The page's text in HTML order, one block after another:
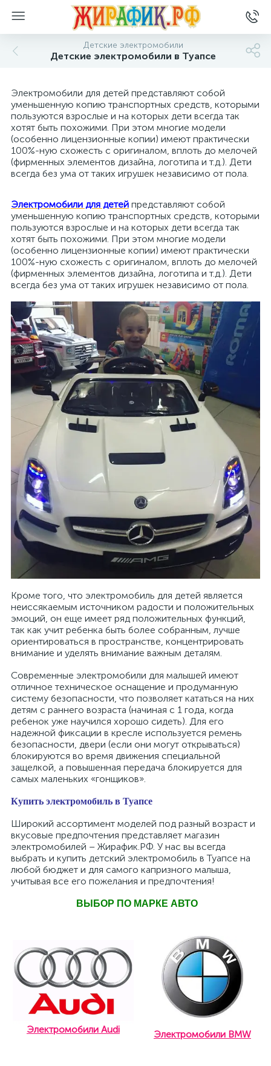
Детские электромобили
Детские электромобили в Туапсе
Электромобили для детей представляют собой
уменьшенную копию транспортных средств, которыми
пользуются взрослые и на которых дети всегда так
хотят быть похожими. При этом многие модели
(особенно лицензионные копии) имеют практически
100%-ную схожесть с оригиналом, вплоть до мелочей
(фирменных элементов дизайна, логотипа и т.д.). Дети
всегда без ума от таких игрушек независимо от пола.
Электромобили для детей представляют собой
уменьшенную копию транспортных средств, которыми
пользуются взрослые и на которых дети всегда так
хотят быть похожими. При этом многие модели
(особенно лицензионные копии) имеют практически
100%-ную схожесть с оригиналом, вплоть до мелочей
(фирменных элементов дизайна, логотипа и т.д.). Дети
всегда без ума от таких игрушек независимо от пола.
Кроме того, что электромобиль для детей является
неиссякаемым источником радости и положительных
эмоций, он еще имеет ряд положительных функций,
так как учит ребенка быть более собранным, лучше
ориентироваться в пространстве, концентрировать
внимание и уделять внимание важным деталям.
Современные электромобили для малышей имеют
отличное техническое оснащение и продуманную
систему безопасности, что позволяет кататься на них
детям с раннего возраста (начиная с 1 года, когда
ребенок уже научился хорошо сидеть). Для его
надежной фиксации в кресле используется ремень
безопасности, двери (если они могут открываться)
блокируются во время движения специальной
защелкой, а повышенная передача блокируется для
самых маленьких «гонщиков».
Купить электромобиль в Туапсе
Широкий ассортимент моделей под разный возраст и
вкусовые предпочтения представляет магазин
электромобилей – Жирафик.РФ. У нас вы всегда
выбрать и купить детский электромобиль в Туапсе на
любой бюджет и для самого капризного малыша,
учитывая все его пожелания и предпочтения!
ВЫБОР ПО МАРКЕ АВТО
Электромобили Audi Электромобили BMW